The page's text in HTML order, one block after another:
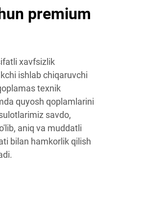
premium
xavfsizlik
ishlab chiqaruvchi
texnik
quyosh qoplamlarini
savdo,
aniq va muddatli
bilan hamkorlik qilish